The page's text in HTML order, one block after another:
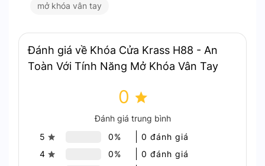
Khóa Cửa Krass H88 – Đa dạng phương thức mở khóa
Với khả năng quản lý lên đến 100 dấu vân tay, 50
mật mã, và 10 thẻ từ. Khóa H88 đáp ứng được cả
nhu cầu sử dụng trong gia đình và văn phòng.
mở khóa vân tay
Đánh giá về Khóa Cửa Krass H88 - An
Toàn Với Tính Năng Mở Khóa Vân Tay
0
Đánh giá trung bình
5
0%
0 đánh giá
4
0%
0 đánh giá